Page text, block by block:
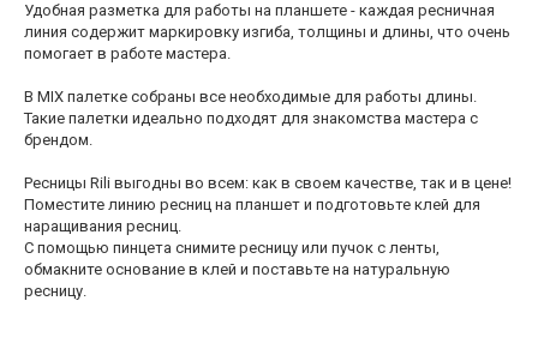
Удобная разметка для работы на планшете - каждая ресничная
линия содержит маркировку изгиба, толщины и длины, что очень
помогает в работе мастера.
В MIX палетке собраны все необходимые для работы длины.
Такие палетки идеально подходят для знакомства мастера с
брендом.
Ресницы Rili выгодны во всем: как в своем качестве, так и в цене!
Поместите линию ресниц на планшет и подготовьте клей для
наращивания ресниц.
С помощью пинцета снимите ресницу или пучок с ленты,
обмакните основание в клей и поставьте на натуральную
ресницу.